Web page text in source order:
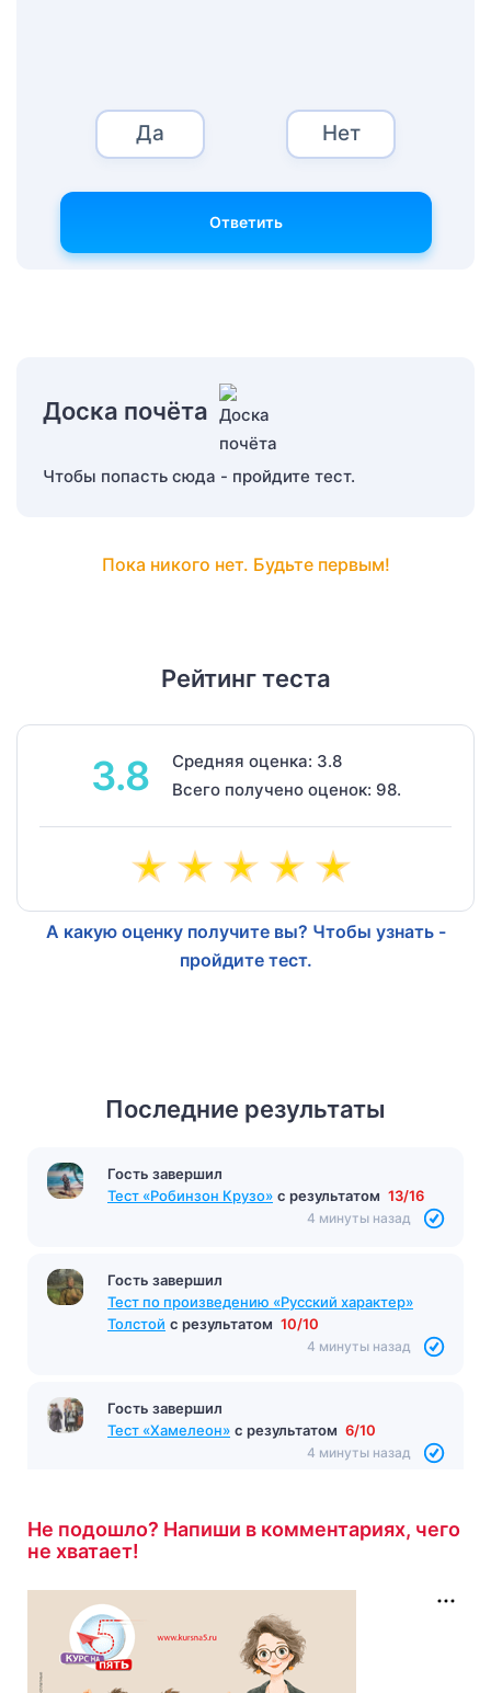
Да Нет
Ответить
Доска почёта
Чтобы попасть сюда - пройдите тест.
Пока никого нет. Будьте первым!
Рейтинг теста
3.8
Средняя оценка: 3.8
Всего получено оценок: 98.
А какую оценку получите вы? Чтобы узнать -
пройдите тест.
Последние результаты
Гость завершил
Тест «Робинзон Крузо» с результатом 13/16
4 минуты назад
Гость завершил
Тест по произведению «Русский характер»
Толстой с результатом 10/10
4 минуты назад
Гость завершил
Тест «Хамелеон» с результатом 6/10
4 минуты назад
Не подошло? Напиши в комментариях, чего
не хватает!